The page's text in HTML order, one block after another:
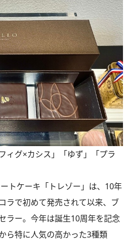
ィグ×カシス」「ゆず」「プラ
トケーキ「トレゾー」は、10年
ラで初めて発売されて以来、ブ
ラー。今年は誕生10周年を記念
ら特に人気の高かった3種類